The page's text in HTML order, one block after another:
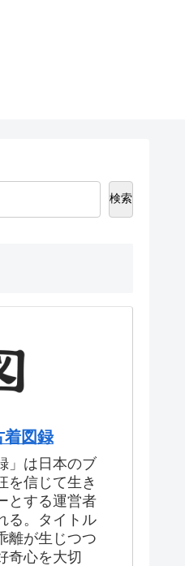
検索
着図録
」は日本のブ
を信じて生き
とする運営者
る。タイトル
離が生じつつ
奇心を大切